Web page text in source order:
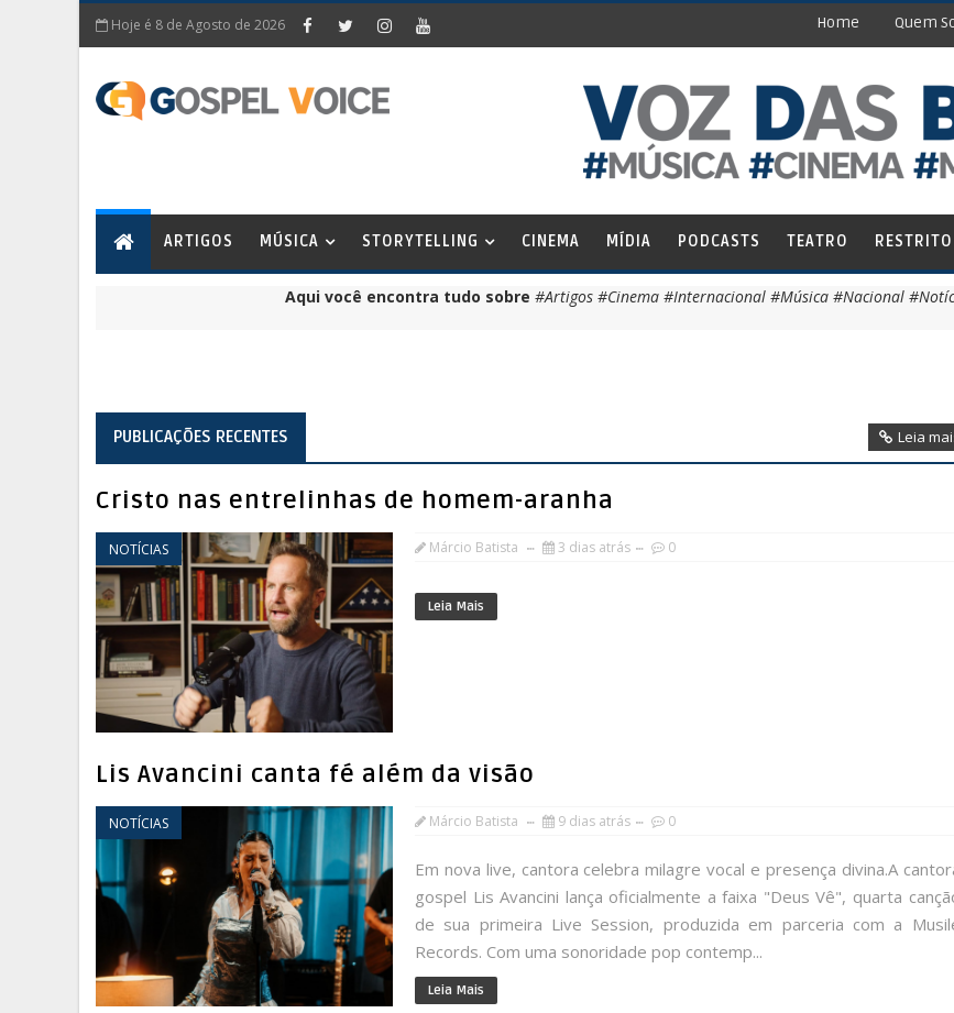
Hoje é 8 de Agosto de 2026 Home Quem
ARTIGOS MÚSICA STORYTELLING CINEMA MÍDIA PODCASTS TEATRO RESTRITO
Aqui você encontra tudo sobre #Artigos #Cinema #Internacional #Música #Nacional
PUBLICAÇÕES RECENTES Leia
Cristo nas entrelinhas de homem-aranha
NOTÍCIAS Márcio Batista 3 dias atrás 0
Leia Mais
Lis Avancini canta fé além da visão
NOTÍCIAS Márcio Batista 9 dias atrás 0
Em nova live, cantora celebra milagre vocal e presença divina.A
gospel Lis Avancini lança oficialmente a faixa "Deus Vê", quarta
de sua primeira Live Session, produzida em parceria com a
Records. Com uma sonoridade pop contemp...
Leia Mais